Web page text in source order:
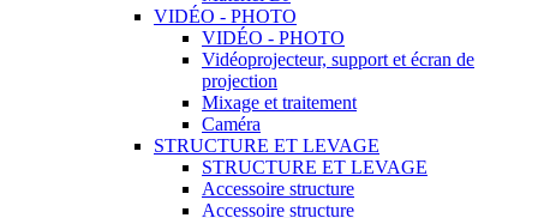
VIDÉO - PHOTO
VIDÉO - PHOTO
Vidéoprojecteur, support et écran de
projection
Mixage et traitement
Caméra
STRUCTURE ET LEVAGE
STRUCTURE ET LEVAGE
Accessoire structure
Accessoire structure